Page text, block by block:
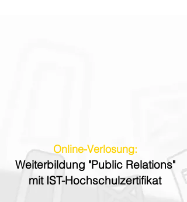
Online-Verlosung:
Weiterbildung "Public Relations"
mit IST-Hochschulzertifikat